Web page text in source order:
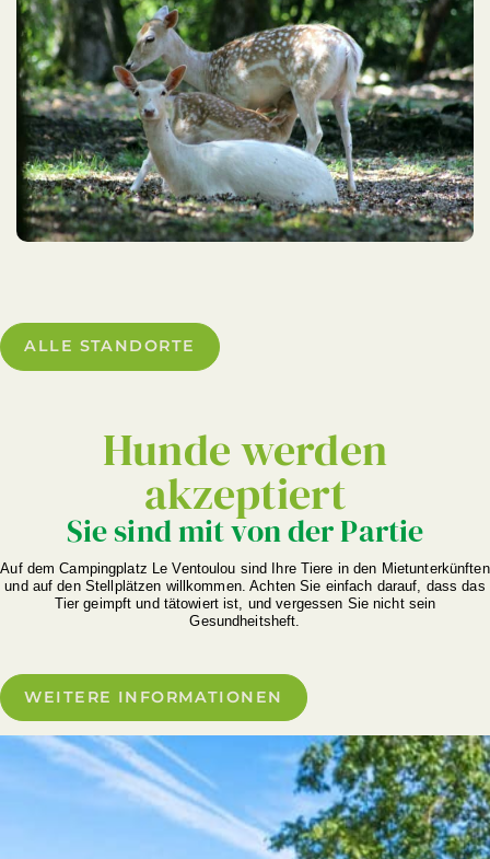
ALLE STANDORTE
Hunde werden
akzeptiert
Sie sind mit von der Partie
Auf dem Campingplatz Le Ventoulou sind Ihre Tiere in den Mietunterkünften
und auf den Stellplätzen willkommen. Achten Sie einfach darauf, dass das
Tier geimpft und tätowiert ist, und vergessen Sie nicht sein
Gesundheitsheft.
WEITERE INFORMATIONEN